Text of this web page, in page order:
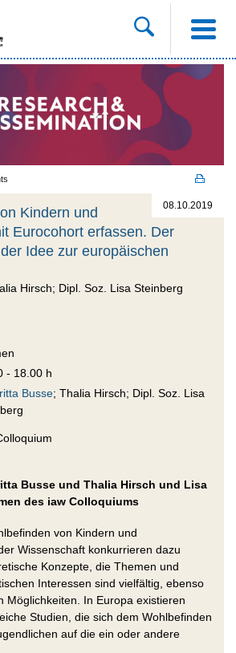
08.10.2019
Kindern und
Eurocohort erfassen. Der
Idee zur europäischen
Hirsch; Dipl. Soz. Lisa Steinberg
- 18.00 h
Busse; Thalia Hirsch; Dipl. Soz. Lisa
Busse und Thalia Hirsch und Lisa
des iaw Colloquiums
von Kindern und
Wissenschaft konkurrieren dazu
Konzepte, die Themen und
Interessen sind vielfältig, ebenso
Möglichkeiten. In Europa existieren
Studien, die sich dem Wohlbefinden
auf die ein oder andere